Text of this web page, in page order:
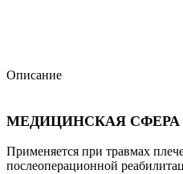
Описание
МЕДИЦИНСКАЯ
Применяется при травмах
послеоперационной